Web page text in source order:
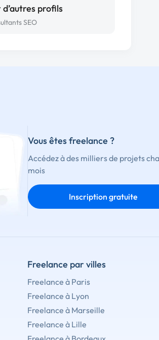
d’autres profils
SEO
Vous êtes freelance ?
Accédez à des milliers de projets
mois
Inscription gratuite
Freelance par villes
Freelance à Paris
Freelance à Lyon
Freelance à Marseille
Freelance à Lille